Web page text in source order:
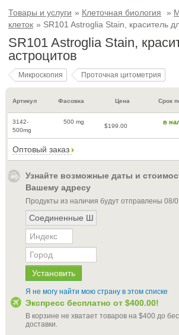
Товары и услуги Клеточная биология
клеток
SR101 Astroglia Stain, краситель
SR101 Astroglia Stain,
астроцитов
Микроскопия Проточная цитометрия
Артикул Фасовка Цена Срок
3142-
500mg
500 mg
$199.00
в
Оптовый заказ
Узнайте возможные даты и
Вашему адресу
Продукты из наличия будут отправлены 08/
Я не могу найти мою страну в этом списке
Экспресс бесплатно от $400.00!
В корзине не хватает товаров на $400 до
доставки.